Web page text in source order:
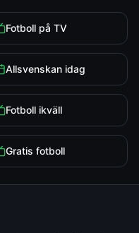
Fotboll på TV
Allsvenskan idag
Fotboll ikväll
Gratis fotboll